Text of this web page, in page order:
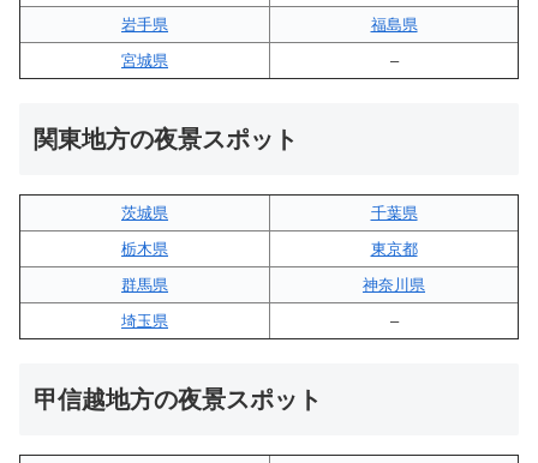
岩手県
福島県
宮城県
–
関東地方の夜景スポット
茨城県
千葉県
栃木県
東京都
群馬県
神奈川県
埼玉県
–
甲信越地方の夜景スポット